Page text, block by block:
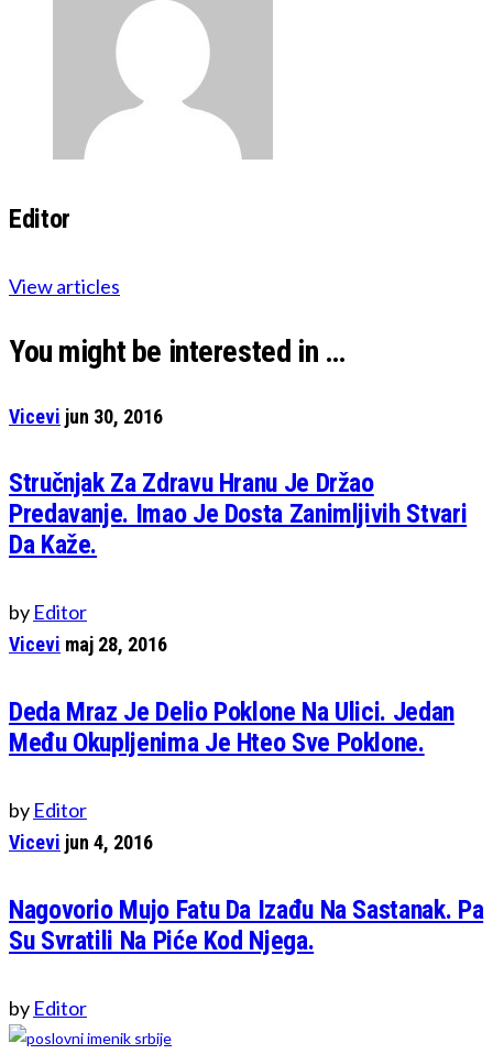
Editor
View articles
You might be interested in …
Vicevi jun 30, 2016
Stručnjak Za Zdravu Hranu Je Držao
Predavanje. Imao Je Dosta Zanimljivih Stvari
Da Kaže.
by Editor
Vicevi maj 28, 2016
Deda Mraz Je Delio Poklone Na Ulici. Jedan
Među Okupljenima Je Hteo Sve Poklone.
by Editor
Vicevi jun 4, 2016
Nagovorio Mujo Fatu Da Izađu Na Sastanak. Pa
Su Svratili Na Piće Kod Njega.
by Editor